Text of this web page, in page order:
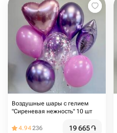
Воздушные шары с гелием
"Сиреневая нежность" 10 шт
4.94236 19 665֏